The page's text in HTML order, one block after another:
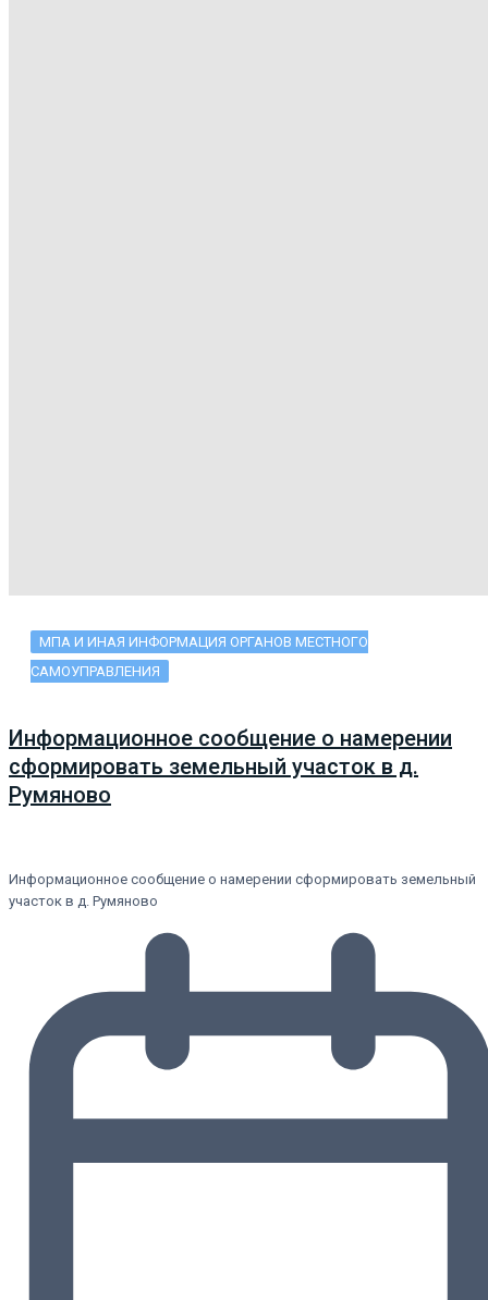
МПА И ИНАЯ ИНФОРМАЦИЯ ОРГАНОВ МЕСТНОГО
САМОУПРАВЛЕНИЯ
Информационное сообщение о намерении
сформировать земельный участок в д.
Румяново
Информационное сообщение о намерении сформировать земельный
участок в д. Румяново